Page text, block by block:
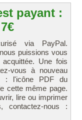
payant :
via PayPal.
puissions vous
Une fois
vous à nouveau
: l'icône PDF du
cette même page.
lire ou imprimer
nous :